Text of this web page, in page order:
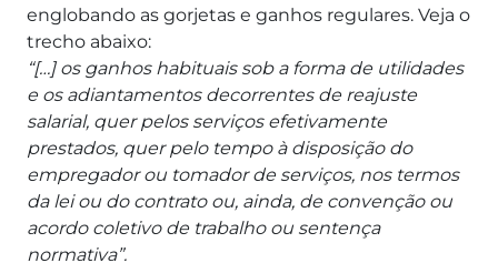
englobando as gorjetas e ganhos regulares. Veja o
trecho abaixo:
“[…] os ganhos habituais sob a forma de utilidades
e os adiantamentos decorrentes de reajuste
salarial, quer pelos serviços efetivamente
prestados, quer pelo tempo à disposição do
empregador ou tomador de serviços, nos termos
da lei ou do contrato ou, ainda, de convenção ou
acordo coletivo de trabalho ou sentença
normativa”.